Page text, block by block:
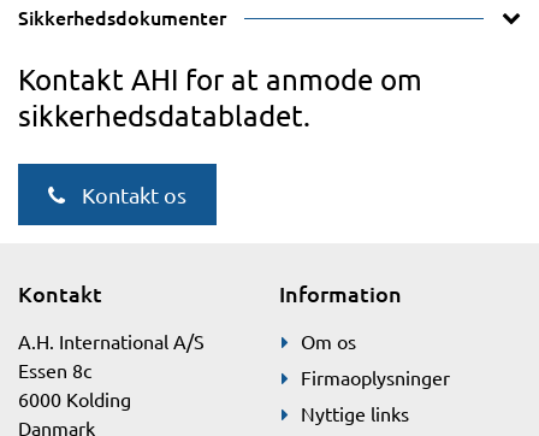
Sikkerhedsdokumenter
Kontakt AHI for at anmode om
sikkerhedsdatabladet.
Kontakt os
Kontakt
A.H. International A/S
Essen 8c
6000 Kolding
Danmark
Information
Om os
Firmaoplysninger
Nyttige links